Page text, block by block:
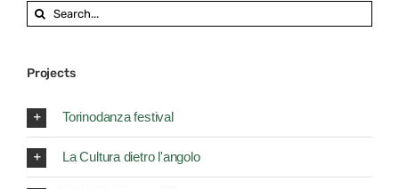
Search
for:
Projects
Torinodanza festival
La Cultura dietro l'angolo